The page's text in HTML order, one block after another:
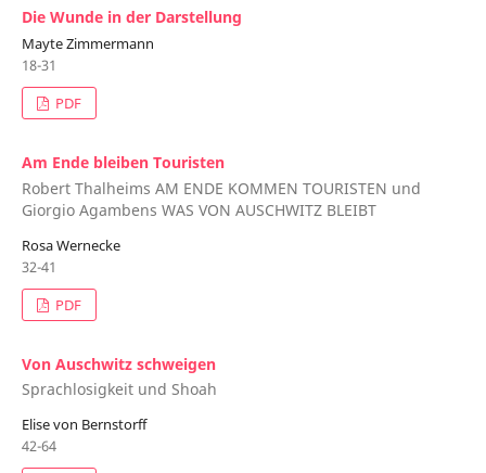
Die Wunde in der Darstellung
Mayte Zimmermann
18-31
PDF
Am Ende bleiben Touristen
Robert Thalheims AM ENDE KOMMEN TOURISTEN und
Giorgio Agambens WAS VON AUSCHWITZ BLEIBT
Rosa Wernecke
32-41
PDF
Von Auschwitz schweigen
Sprachlosigkeit und Shoah
Elise von Bernstorff
42-64